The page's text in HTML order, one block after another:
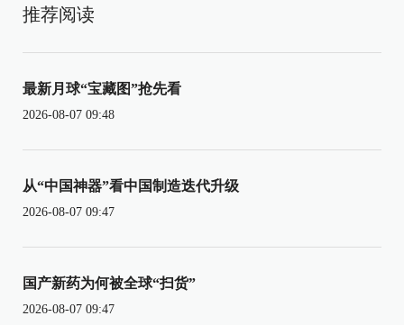
推荐阅读
最新月球“宝藏图”抢先看
2026-08-07 09:48
从“中国神器”看中国制造迭代升级
2026-08-07 09:47
国产新药为何被全球“扫货”
2026-08-07 09:47